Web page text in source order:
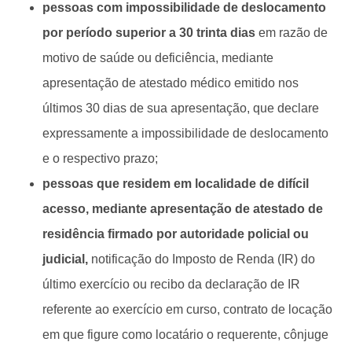
pessoas com impossibilidade de deslocamento
por período superior a 30 trinta dias em razão de
motivo de saúde ou deficiência, mediante
apresentação de atestado médico emitido nos
últimos 30 dias de sua apresentação, que declare
expressamente a impossibilidade de deslocamento
e o respectivo prazo;
pessoas que residem em localidade de difícil
acesso, mediante apresentação de atestado de
residência firmado por autoridade policial ou
judicial, notificação do Imposto de Renda (IR) do
último exercício ou recibo da declaração de IR
referente ao exercício em curso, contrato de locação
em que figure como locatário o requerente, cônjuge